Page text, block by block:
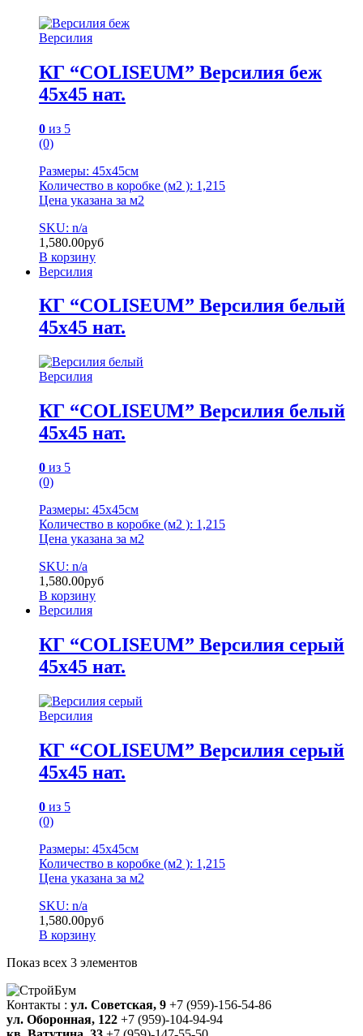
Версилия
КГ “COLISEUM” Версилия беж
45х45 нат.
0 из 5
(0)
Размеры: 45х45см
Количество в коробке (м2 ): 1,215
Цена указана за м2
SKU: n/a
1,580.00руб
В корзину
Версилия
КГ “COLISEUM” Версилия белый
45х45 нат.
Версилия
КГ “COLISEUM” Версилия белый
45х45 нат.
0 из 5
(0)
Размеры: 45х45см
Количество в коробке (м2 ): 1,215
Цена указана за м2
SKU: n/a
1,580.00руб
В корзину
Версилия
КГ “COLISEUM” Версилия серый
45х45 нат.
Версилия
КГ “COLISEUM” Версилия серый
45х45 нат.
0 из 5
(0)
Размеры: 45х45см
Количество в коробке (м2 ): 1,215
Цена указана за м2
SKU: n/a
1,580.00руб
В корзину
Показ всех 3 элементов
Контакты : ул. Советская, 9 +7 (959)-156-54-86
ул. Оборонная, 122 +7 (959)-104-94-94